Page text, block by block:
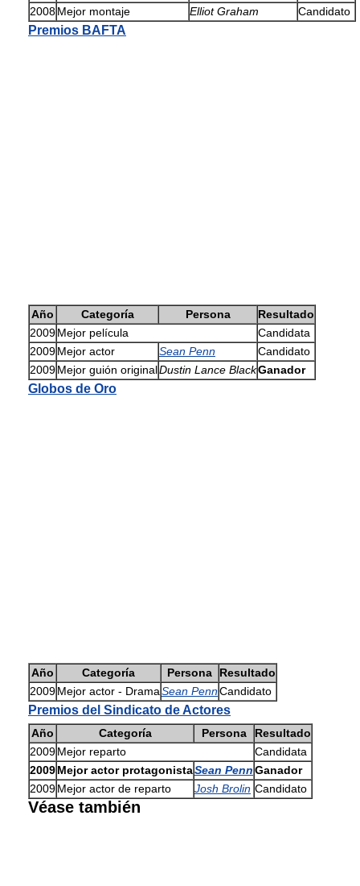
2008Mejor montaje Elliot Graham Candidato
Premios BAFTA
Año Categoría Persona
Resultado
2009Mejor película
Candidata
2009Mejor actor Sean Penn
Candidato
2009Mejor guión originalDustin Lance BlackGanador
Globos de Oro
Año Categoría Persona
Resultado
2009Mejor actor - DramaSean PennCandidato
Premios del Sindicato de Actores
Año Categoría Persona
Resultado
2009Mejor reparto
Candidata
2009Mejor actor protagonistaSean PennGanador
2009Mejor actor de reparto Josh Brolin Candidato
Véase también